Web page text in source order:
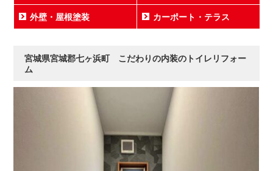
外壁・屋根塗装 カーポート・テラス
宮城県宮城郡七ヶ浜町 こだわりの内装のトイレリフォー
ム